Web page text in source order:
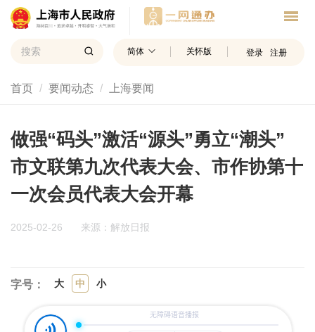
简体 关怀版 登录 注册
首页 要闻动态 上海要闻
做强“码头”激活“源头”勇立“潮头”
市文联第九次代表大会、市作协第十
一次会员代表大会开幕
2025-02-26 来源：解放日报
字号： 大 中 小